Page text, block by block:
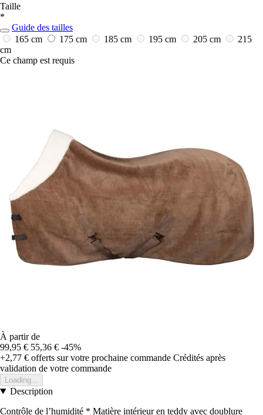
Taille
*
Guide des tailles
165 cm
175 cm 185 cm 195 cm 205 cm
215
cm
Ce champ est requis
À partir de
99,95 € 55,36 € -45%
+2,77 € offerts sur votre prochaine commande Crédités après
validation de votre commande
Loading...
Description
Contrôle de l’humidité * Matière intérieur en teddy avec doublure